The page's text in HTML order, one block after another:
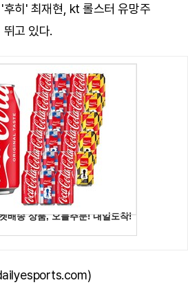
후히' 최재현, kt 롤스터 유망주
고 있다.